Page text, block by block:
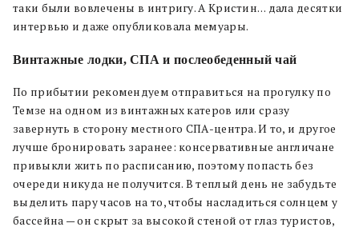
таки были вовлечены в интригу. А Кристин… дала десятки
интервью и даже опубликовала мемуары.
Винтажные лодки, СПА и послеобеденный чай
По прибытии рекомендуем отправиться на прогулку по
Темзе на одном из винтажных катеров или сразу
завернуть в сторону местного СПА-центра. И то, и другое
лучше бронировать заранее: консервативные англичане
привыкли жить по расписанию, поэтому попасть без
очереди никуда не получится. В теплый день не забудьте
выделить пару часов на то, чтобы насладиться солнцем у
бассейна — он скрыт за высокой стеной от глаз туристов,